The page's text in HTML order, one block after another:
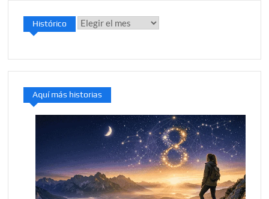
Histórico Histórico
Aquí más historias